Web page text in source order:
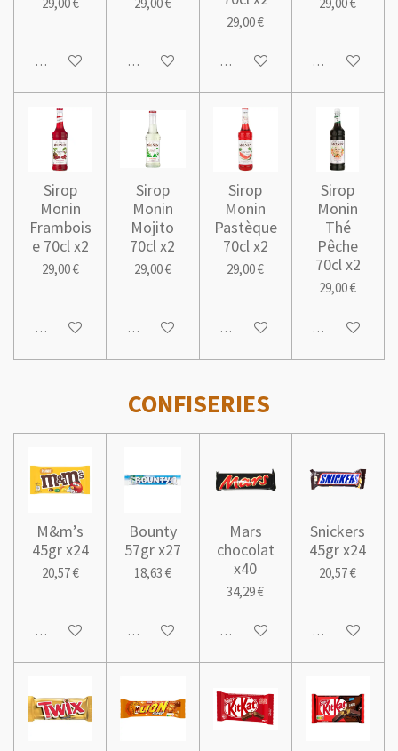
Ajouter au panier Ajouter au panier
29,00 €
Ajouter au panierAjouter au
Sirop
Monin
Frambois
e 70cl x2
29,00 €
Ajouter au panier
Sirop
Monin
Mojito
70cl x2
29,00 €
Ajouter au panier
Sirop
Monin
Pastèque
70cl x2
29,00 €
Ajouter au panier
Sirop
Monin
Thé
Pêche
70cl x2
29,00 €
Ajouter au
CONFISERIES
M&m’s
45gr x24
20,57 €
Ajouter au panier
Bounty
57gr x27
18,63 €
Ajouter au panier
Mars
chocolat
x40
34,29 €
Ajouter au panier
Snickers
45gr x24
20,57 €
Ajouter au